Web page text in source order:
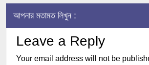
আপনার মতামত লিখুন :
Leave a Reply
Your email address will not be